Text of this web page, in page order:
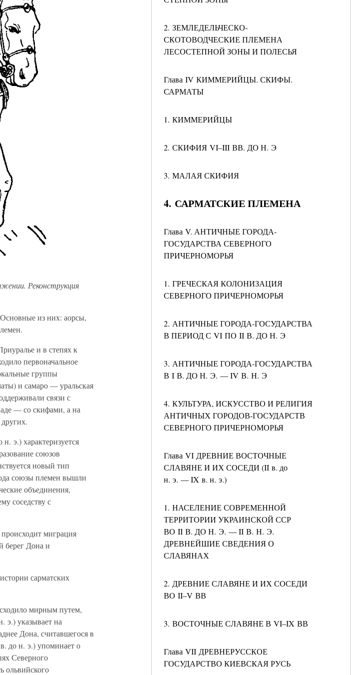
2. ЗЕМЛЕДЕЛЬЧЕСКО-
СКОТОВОДЧЕСКИЕ ПЛЕМЕНА
ЛЕСОСТЕПНОЙ ЗОНЫ И ПОЛЕСЬЯ
Глава IV КИММЕРИЙЦЫ. СКИФЫ.
САРМАТЫ
1. КИММЕРИЙЦЫ
2. СКИФИЯ VI–III ВВ. ДО Н. Э
3. МАЛАЯ СКИФИЯ
4. САРМАТСКИЕ ПЛЕМЕНА
Глава V. АНТИЧНЫЕ ГОРОДА-
ГОСУДАРСТВА СЕВЕРНОГО
ПРИЧЕРНОМОРЬЯ
1. ГРЕЧЕСКАЯ КОЛОНИЗАЦИЯ
СЕВЕРНОГО ПРИЧЕРНОМОРЬЯ
2. АНТИЧНЫЕ ГОРОДА-ГОСУДАРСТВА
В ПЕРИОД С VI ПО II В. ДО Н. Э
3. АНТИЧНЫЕ ГОРОДА-ГОСУДАРСТВА
В I В. ДО Н. Э. — IV В. Н. Э
4. КУЛЬТУРА, ИСКУССТВО И РЕЛИГИЯ
АНТИЧНЫХ ГОРОДОВ-ГОСУДАРСТВ
СЕВЕРНОГО ПРИЧЕРНОМОРЬЯ
Глава VI ДРЕВНИЕ ВОСТОЧНЫЕ
СЛАВЯНЕ И ИХ СОСЕДИ (II в. до
н. э. — IX в. н. э.)
1. НАСЕЛЕНИЕ СОВРЕМЕННОЙ
ТЕРРИТОРИИ УКРАИНСКОЙ ССР
ВО II В. ДО Н. Э. — II В. Н. Э.
ДРЕВНЕЙШИЕ СВЕДЕНИЯ О
СЛАВЯНАХ
2. ДРЕВНИЕ СЛАВЯНЕ И ИХ СОСЕДИ
ВО II–V ВВ
3. ВОСТОЧНЫЕ СЛАВЯНЕ В VI–IX ВВ
Глава VII ДРЕВНЕРУССКОЕ
ГОСУДАРСТВО КИЕВСКАЯ РУСЬ
Реконструкция
из них: аорсы,
и в степях к
первоначальное
группы
и самаро — уральская
связи с
— со скифами, а на
э.) характеризуется
союзов
новый тип
союзы племен вышли
объединения,
соседству с
происходит миграция
берег Дона и
сарматских
мирным путем,
э.) указывает на
Дона, считавшегося в
до н. э.) упоминает о
Северного
ольвийского